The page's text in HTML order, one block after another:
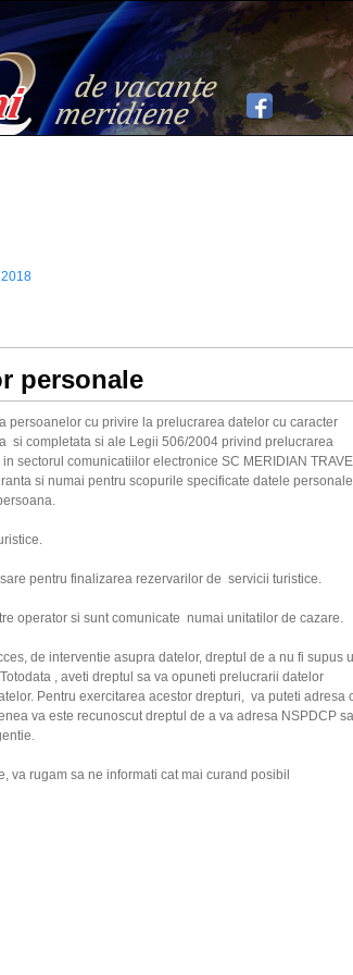
personale
persoanelor cu privire la prelucrarea datelor cu caracter
si completata si ale Legii 506/2004 privind prelucrarea
sectorul comunicatiilor electronice SC MERIDIAN
si numai pentru scopurile specificate datele
pentru finalizarea rezervarilor de servicii turistice.
operator si sunt comunicate numai unitatilor de cazare.
de interventie asupra datelor, dreptul de a nu fi supus
, aveti dreptul sa va opuneti prelucrarii datelor
Pentru exercitarea acestor drepturi, va puteti adresa
va este recunoscut dreptul de a va adresa NSPDCP
va rugam sa ne informati cat mai curand posibil